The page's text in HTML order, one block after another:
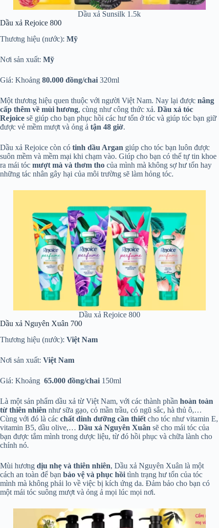
Dầu xả Sunsilk 1.5k
Dầu xả Rejoice 800
Thương hiệu (nước): Mỹ
Nơi sản xuất: Mỹ
Giá: Khoảng 80.000 đồng/chai 320ml
Một thương hiệu quen thuộc với người Việt Nam. Nay lại được nâng
cấp thêm về mùi hương, cùng như công thức xả. Dầu xả tóc
Rejoice sẽ giúp cho bạn phục hồi các hư tổn ở tóc và giúp tóc bạn giữ
được vẻ mềm mượt và ỏng ả tận 48 giờ.
Dầu xả Rejoice còn có tinh dầu Argan giúp cho tóc bạn luôn được
suôn mềm và mềm mại khi chạm vào. Giúp cho bạn có thể tự tin khoe
ra mái tóc mượt mà và thơm tho của mình mà không sợ hư tổn hay
những tác nhân gây hại của môi trường sẽ làm hỏng tóc.
Dầu xả Rejoice 800
Dầu xả Nguyên Xuân 700
Thương hiệu (nước): Việt Nam
Nơi sản xuất: Việt Nam
Giá: Khoảng 65.000 đồng/chai 150ml
Là một sản phẩm dầu xả từ Việt Nam, với các thành phần hoàn toàn
từ thiên nhiên như sữa gạo, cỏ mần trầu, có ngũ sắc, hà thủ ô,…
Cùng với đó là các chất dinh dưỡng cần thiết cho tóc như vitamin E,
vitamin B5, dầu olive,… Dầu xả Nguyên Xuân sẽ cho mái tóc của
bạn được tắm mình trong dược liệu, từ đó hồi phục và chữa lành cho
chính nó.
Mùi hương dịu nhẹ và thiên nhiên, Dầu xả Nguyên Xuân là một
cách an toàn để bạn bảo vệ và phục hồi tình trạng hư tổn của tóc
mình mà không phải lo về việc bị kích ứng da. Đảm bảo cho bạn có
một mái tóc suông mượt và ỏng ả mọi lúc mọi nơi.